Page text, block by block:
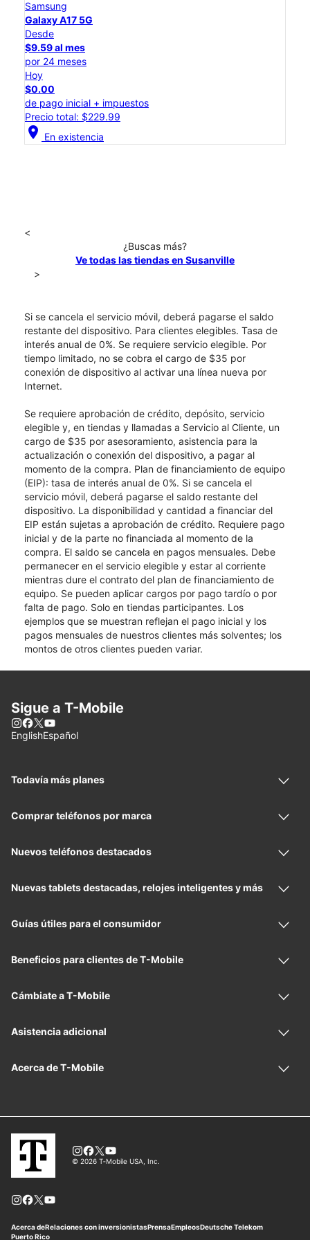
Samsung
Galaxy A17 5G
Desde
$9.59 al mes
por 24 meses
Hoy
$0.00
de pago inicial + impuestos
Precio total: $229.99
location_on En existencia
<
¿Buscas más?
Ve todas las tiendas en Susanville
>
Si se cancela el servicio móvil, deberá pagarse el saldo
restante del dispositivo. Para clientes elegibles. Tasa de
interés anual de 0%. Se requiere servicio elegible. Por
tiempo limitado, no se cobra el cargo de $35 por
conexión de dispositivo al activar una línea nueva por
Internet.
Se requiere aprobación de crédito, depósito, servicio
elegible y, en tiendas y llamadas a Servicio al Cliente, un
cargo de $35 por asesoramiento, asistencia para la
actualización o conexión del dispositivo, a pagar al
momento de la compra. Plan de financiamiento de equipo
(EIP): tasa de interés anual de 0%. Si se cancela el
servicio móvil, deberá pagarse el saldo restante del
dispositivo. La disponibilidad y cantidad a financiar del
EIP están sujetas a aprobación de crédito. Requiere pago
inicial y de la parte no financiada al momento de la
compra. El saldo se cancela en pagos mensuales. Debe
permanecer en el servicio elegible y estar al corriente
mientras dure el contrato del plan de financiamiento de
equipo. Se pueden aplicar cargos por pago tardío o por
falta de pago. Solo en tiendas participantes. Los
ejemplos que se muestran reflejan el pago inicial y los
pagos mensuales de nuestros clientes más solventes; los
montos de otros clientes pueden variar.